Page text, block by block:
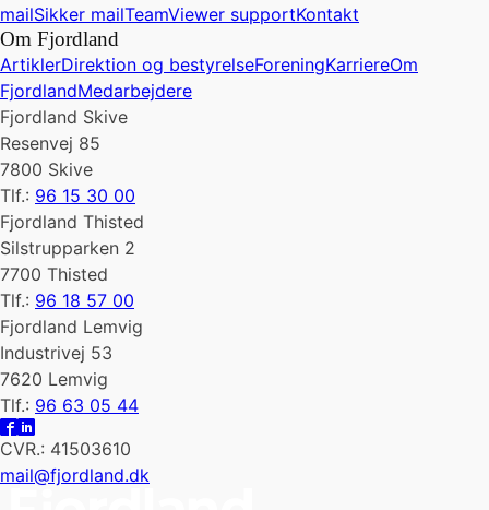
mailSikker mailTeamViewer supportKontakt
Om Fjordland
ArtiklerDirektion og bestyrelseForeningKarriereOm
FjordlandMedarbejdere
Fjordland Skive
Resenvej 85
7800 Skive
Tlf.: 96 15 30 00
Fjordland Thisted
Silstrupparken 2
7700 Thisted
Tlf.: 96 18 57 00
Fjordland Lemvig
Industrivej 53
7620 Lemvig
Tlf.: 96 63 05 44
CVR.: 41503610
mail@fjordland.dk